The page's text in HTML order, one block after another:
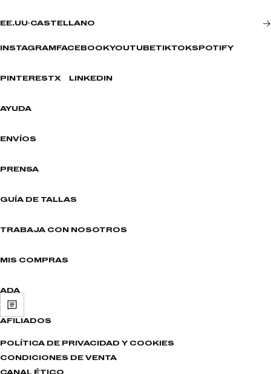
EE.UU·CASTELLANO
INSTAGRAM FACEBOOKYOUTUBETIKTOKSPOTIFY
PINTERESTX LINKEDIN
AYUDA
ENVÍOS
PRENSA
GUÍA DE TALLAS
TRABAJA CON NOSOTROS
MIS COMPRAS
ADA
AFILIADOS
POLÍTICA DE PRIVACIDAD Y COOKIES
CONDICIONES DE VENTA